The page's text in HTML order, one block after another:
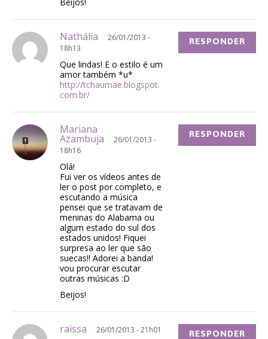
Nathália
26/01/2013 -
18h13
Que lindas! E o estilo é um
amor também *u*
http://tchaumae.blogspot.
com.br/
RESPONDER
Mariana
Azambuja
26/01/2013 -
18h16
Olá!
Fui ver os vídeos antes de
ler o post por completo, e
escutando a música
pensei que se tratavam de
meninas do Alabama ou
algum estado do sul dos
estados unidos! Fiquei
surpresa ao ler que são
suecas!! Adorei a banda!
vou procurar escutar
outras músicas :D
Beijos!
RESPONDER
raissa 26/01/2013 - 21h01 RESPONDER